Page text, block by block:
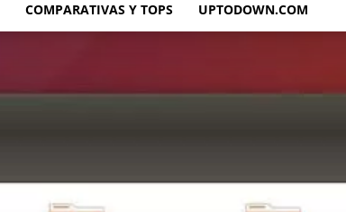
COMPARATIVAS Y TOPS UPTODOWN.COM